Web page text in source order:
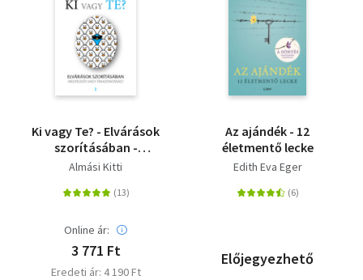
Ki vagy Te? - Elvárások
szorításában -
megfelelés vagy
Almási Kitti
Online ár:
3 771 Ft
Eredeti ár: 4 190 Ft
Az ajándék - 12
életmentő lecke
Edith Eva Eger
Előjegyezhető